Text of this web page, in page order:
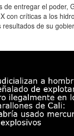
de entregar el poder,
con críticas a los
resultados de su